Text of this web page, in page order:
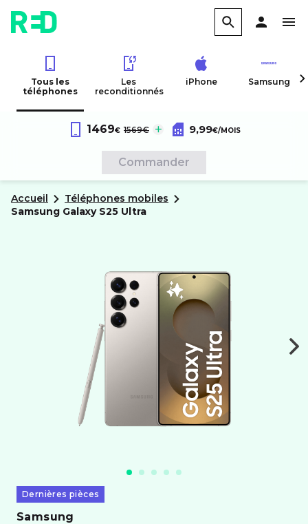
Tous les
téléphones
Les
reconditionnés
iPhone Samsung
Samsung Galaxy S25 Ultra
1469€ au lieu de :
1569€ Forfait RED 60Go 4G
Sans engagement
9,99€/MOIS
Commander
Accueil
Téléphones mobiles
samsung Galaxy S25 Ultra
samsung
Dernières pièces